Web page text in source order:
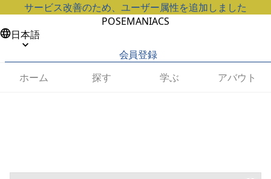
サービス改善のため、ユーザー属性を追加しました
POSEMANIACS
日本語
会員登録
ホーム
探す 学ぶ アバウト